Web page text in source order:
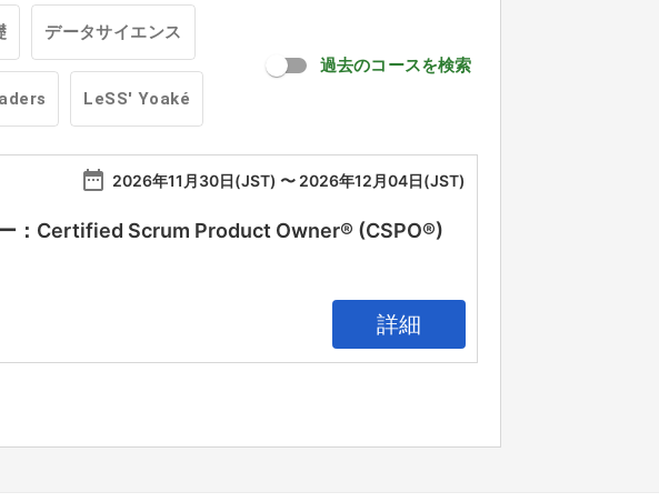
データサイエンス
LeSS' Yoaké
過去のコースを検索
date_range 2026年11月30日(JST) 〜 2026年12月04日(JST)
ー：Certified Scrum Product Owner® (CSPO®)
詳細